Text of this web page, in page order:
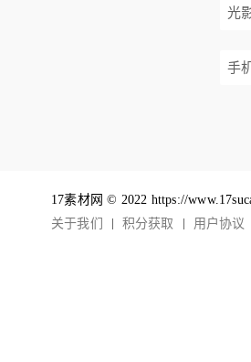
光
手
17素材网 © 2022 https://
关于我们
积分获取 用户协议